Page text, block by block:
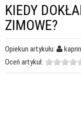
Kiedy dokładnie
KIEDY
ZIMOWE?
Opiekun artykułu:
kaprin
Oceń artykuł: